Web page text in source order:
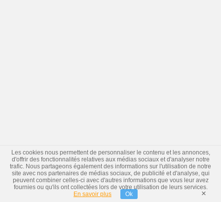
Les cookies nous permettent de personnaliser le contenu et les annonces,
d'offrir des fonctionnalités relatives aux médias sociaux et d'analyser notre
trafic. Nous partageons également des informations sur l'utilisation de notre
site avec nos partenaires de médias sociaux, de publicité et d'analyse, qui
peuvent combiner celles-ci avec d'autres informations que vous leur avez
fournies ou qu'ils ont collectées lors de votre utilisation de leurs services.
En savoir plus
Ok ×